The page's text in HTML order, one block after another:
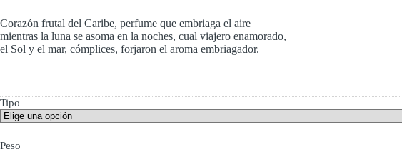
Corazón frutal del Caribe, perfume que embriaga el aire
mientras la luna se asoma en la noches, cual viajero enamorado,
el Sol y el mar, cómplices, forjaron el aroma embriagador.
Tipo
Peso